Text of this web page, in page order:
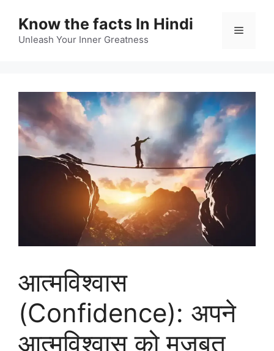
content
Know the facts In Hindi
Unleash Your Inner Greatness
Menu
आत्मविश्वास
(Confidence): अपने
आत्मविश्वास को मजबूत